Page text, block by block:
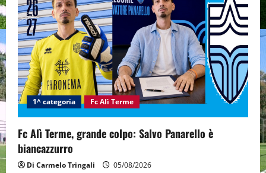
g
a
t
i
o
n
1^ categoria Fc Alì Terme
Fc Alì Terme, grande colpo: Salvo Panarello è
biancazzurro
Di Carmelo Tringali 05/08/2026